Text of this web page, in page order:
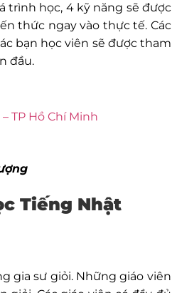
trình học, 4 kỹ năng sẽ được
thức ngay vào thực tế. Các
bạn học viên sẽ được tham
đầu.
TP Hồ Chí Minh
Tiếng Nhật
gia sư giỏi. Những giáo viên